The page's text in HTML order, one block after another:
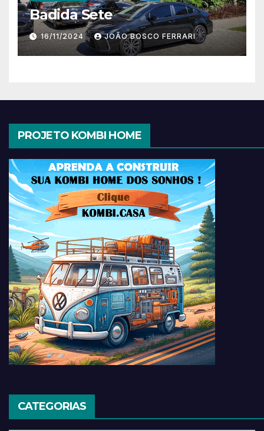
Badida Sete
16/11/2024 JOÃO BOSCO FERRARI
PROJETO KOMBI HOME
CATEGORIAS